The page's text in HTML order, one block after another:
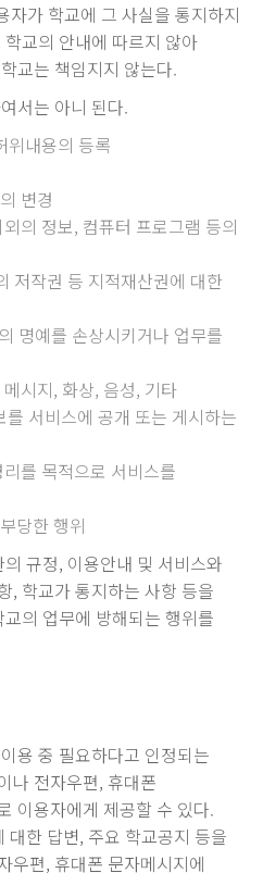
자가 학교에 그 사실을 통지하지
교의 안내에 따르지 않아
교는 책임지지 않는다.
서는 아니 된다.
위내용의 등록
변경
의 정보, 컴퓨터 프로그램 등의
저작권 등 지적재산권에 대한
명예를 손상시키거나 업무를
시지, 화상, 음성, 기타
서비스에 공개 또는 게시하는
를 목적으로 서비스를
당한 행위
규정, 이용안내 및 서비스와
, 학교가 통지하는 사항 등을
의 업무에 방해되는 행위를
용 중 필요하다고 인정되는
나 전자우편, 휴대폰
이용자에게 제공할 수 있다.
대한 답변, 주요 학교공지 등을
우편, 휴대폰 문자메시지에